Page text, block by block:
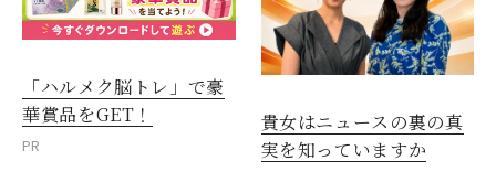
「ハルメク脳トレ」で豪
華賞品をGET！
PR
貴女はニュースの裏の真
実を知っていますか